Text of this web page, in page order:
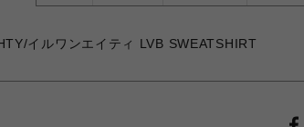
イルワンエイティ LVB SWEATSHIRT